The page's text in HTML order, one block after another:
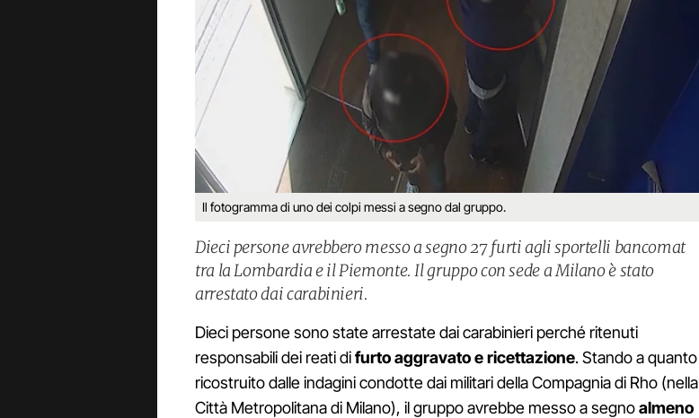
Il fotogramma di uno dei colpi messi a segno dal gruppo.
Dieci persone avrebbero messo a segno 27 furti agli sportelli bancomat
tra la Lombardia e il Piemonte. Il gruppo con sede a Milano è stato
arrestato dai carabinieri.
Dieci persone sono state arrestate dai carabinieri perché ritenuti
responsabili dei reati difurto aggravato e ricettazione. Stando a quanto
ricostruito dalle indagini condotte dai militari della Compagnia di Rho (nella
Città Metropolitana di Milano), il gruppo avrebbe messo a segnoalmeno